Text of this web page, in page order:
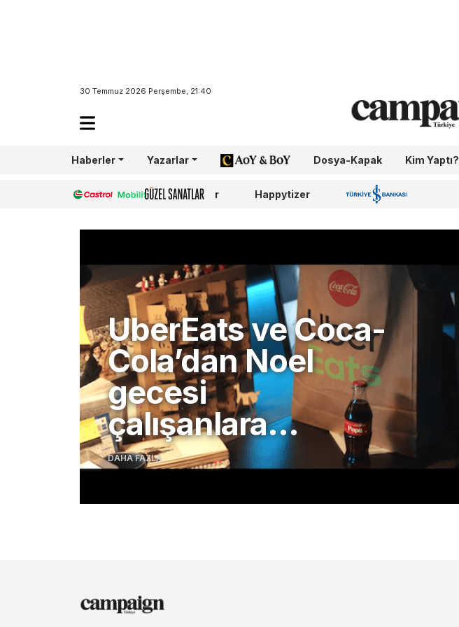
30 Temmuz 2026 Perşembe, 21:40
Haberler Yazarlar AoY/BoY Dosya-Kapak Kim Yaptı?
Castrol Güzel Sanatlar Happytizer İş Bankası 100.Yıl
UberEats ve Coca-
Cola’dan Noel
gecesi
çalışanlara…
DAHA FAZLA